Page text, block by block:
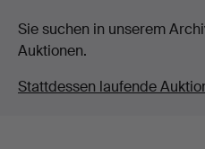
Sie suchen in unserem
Auktionen.
Stattdessen laufende